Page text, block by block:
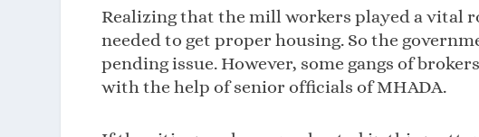
Realizing that the mill workers played a vital
needed to get proper housing. So the
pending issue. However, some gangs of
with the help of senior officials of MHADA.